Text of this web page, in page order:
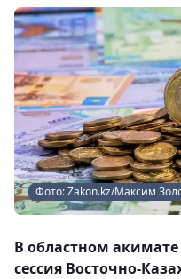
Фото: Zakon.kz/Максим
В областном акимате
сессия Восточно-